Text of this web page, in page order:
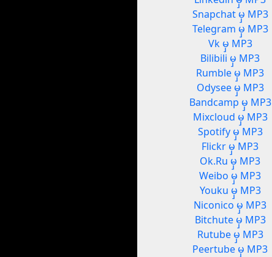
Snapchat မှ MP3
Telegram မှ MP3
Vk မှ MP3
Bilibili မှ MP3
Rumble မှ MP3
Odysee မှ MP3
Bandcamp မှ MP3
Mixcloud မှ MP3
Spotify မှ MP3
Flickr မှ MP3
Ok.Ru မှ MP3
Weibo မှ MP3
Youku မှ MP3
Niconico မှ MP3
Bitchute မှ MP3
Rutube မှ MP3
Peertube မှ MP3